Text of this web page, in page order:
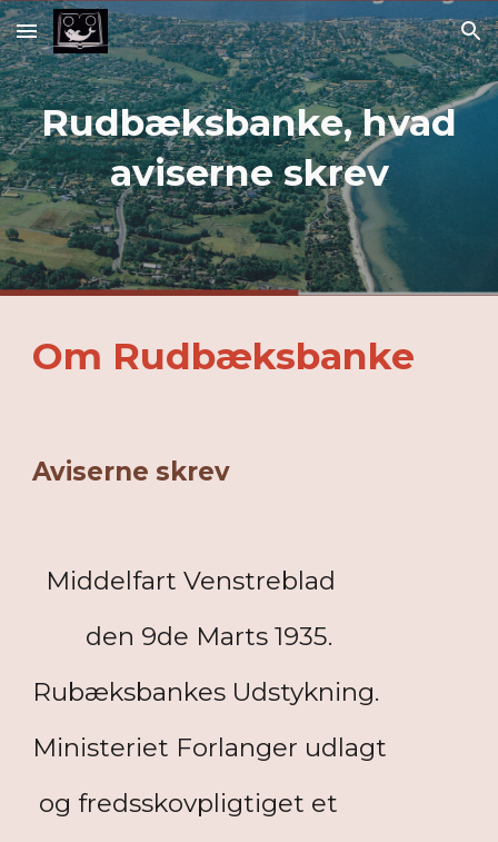
Skip to main content Skip to navigation
Rudbæksbanke, hvad
aviserne skrev
Om Rudbæksbanke
Aviserne skrev
Middelfart Venstreblad
den 9de Marts 1935.
Rubæksbankes Udstykning.
Ministeriet Forlanger udlagt
og fredsskovpligtiget et